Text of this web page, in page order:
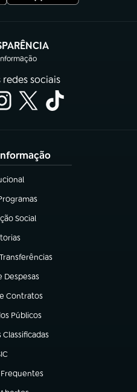
(abre em nova aba)
sociais
nova aba)
aba)
Social
aba)
em nova aba)
aba)
Despesas
aba)
Contratos
aba)
Públicos
aba)
aba)
em nova aba)
aba)